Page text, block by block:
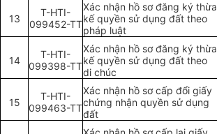
13
T-HTI-
099452-TT
Xác nhận hồ sơ đăng ký thừa
kế quyền sử dụng đất theo
pháp luật
14
T-HTI-
099398-TT
Xác nhận hồ sơ đăng ký thừa
kế quyền sử dụng đất theo
di chúc
15
T-HTI-
099463-TT
Xác nhận hồ sơ cấp đổi giấy
chứng nhận quyền sử dụng
đất